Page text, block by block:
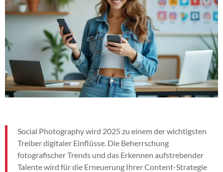
Social Photography wird 2025 zu einem der wichtigsten
Treiber digitaler Einflüsse. Die Beherrschung
fotografischer Trends und das Erkennen aufstrebender
Talente wird für die Erneuerung Ihrer Content-Strategie